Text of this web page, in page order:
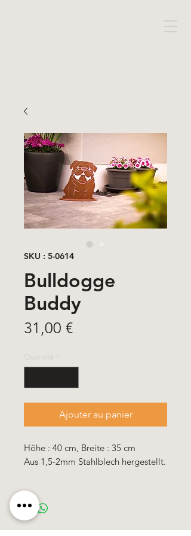
SKU : 5-0614
Bulldogge
Buddy
31,00 €Prix
Quantité
Ajouter au panier
Höhe : 40 cm, Breite : 35 cm
Aus 1,5-2mm Stahlblech hergestellt.